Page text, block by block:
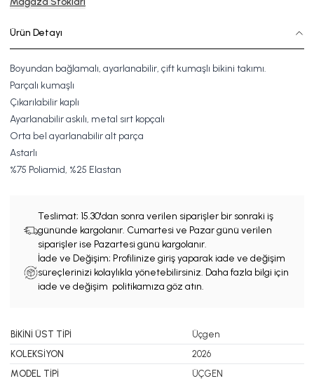
Ürün Detayı
Boyundan bağlamalı, ayarlanabilir, çift kumaşlı bikini takımı.
Parçalı kumaşlı
Çıkarılabilir kaplı
Ayarlanabilir askılı, metal sırt kopçalı
Orta bel ayarlanabilir alt parça
Astarlı
%75 Poliamid, %25 Elastan
Teslimat; 15.30'dan sonra verilen siparişler bir sonraki iş
gününde kargolanır. Cumartesi ve Pazar günü verilen
siparişler ise Pazartesi günü kargolanır.
İade ve Değişim; Profilinize giriş yaparak iade ve değişim
süreçlerinizi kolaylıkla yönetebilirsiniz. Daha fazla bilgi için
iade ve değişim politikamıza göz atın.
BİKİNİ ÜST TİPİ
Üçgen
KOLEKSİYON
2026
MODEL TİPİ
ÜÇGEN